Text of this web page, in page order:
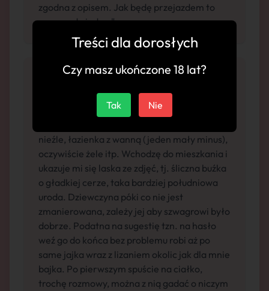
zgodna z opisem. Jak będę przejazdem to
znowu odwiedzę."
"Ustawka standardowa na 2 telefony.
Przyjmuje w bloku w centrum. Mieszkanie po
nieźle, łazienka z wanną (jeden mały minus),
oczywiście żele itp. Wchodzę do mieszkania i
ukazuje mi się laska ze zdjęć, tj. śliczna buźka
o gładkiej cerze, taka bardziej południowa
uroda. Dziewczyna póki co nie jest
zmanierowana, zależy jej aby szwagrowi było
dobrze. Podatna na sugestię tzn. na hasło
weź go do końca bez problemu robi aż po
same jajka wraz z lizaniem okolic jak dla mnie
bajka. Po pierwszym spuście na ciałko,
trochę rozmowy, można z nią gadać o niczym
Treści dla dorosłych
Czy masz ukończone 18 lat?
Tak Nie